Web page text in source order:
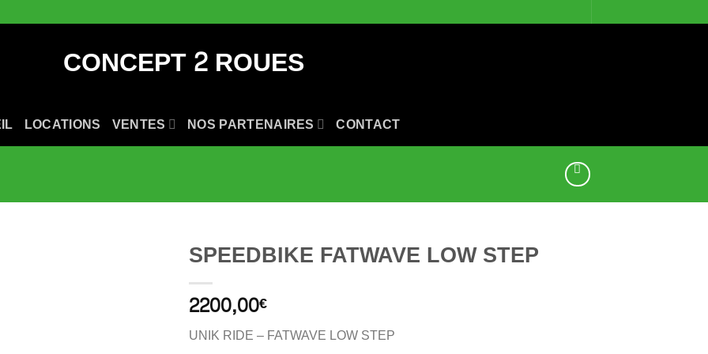
LOCATIONS VENTES NOS PARTENAIRES CONTACT
SPEEDBIKE FATWAVE LOW STEP
2200,00€
UNIK RIDE – FATWAVE LOW STEP